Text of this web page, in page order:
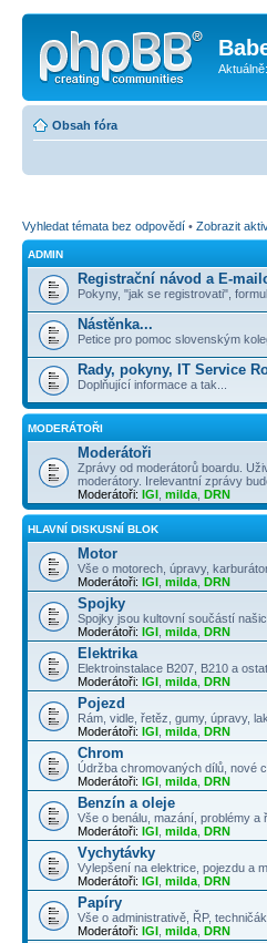
Obsah fóra
Vyhledat témata bez odpovědí • Zobrazit
ADMIN
Registrační návod a E-
Pokyny, "jak se registrovati",
Nástěnka...
Petice pro pomoc slovenským
Rady, pokyny, IT Service
Doplňující informace a tak...
MODERÁTOŘI
Moderátoři
Zprávy od moderátorů boardu.
moderátory. Irelevantní zprávy
Moderátoři: IGI milda DRN
HLAVNÍ DISKUSNÍ BLOK
Motor
Vše o motorech, úpravy,
Moderátoři: IGI milda DRN
Spojky
Spojky jsou kultovní součástí
Moderátoři: IGI milda DRN
Elektrika
Elektroinstalace B207, B210 a
Moderátoři: IGI milda DRN
Pojezd
Rám, vidle, řetěz, gumy, úpravy,
Moderátoři: IGI milda DRN
Chrom
Údržba chromovaných dílů, nové
Moderátoři: IGI milda DRN
Benzín a oleje
Vše o benálu, mazání, problémy a
Moderátoři: IGI milda DRN
Vychytávky
Vylepšení na elektrice, pojezdu a
Moderátoři: IGI milda DRN
Papíry
Vše o administrativě, ŘP,
Moderátoři: IGI milda DRN